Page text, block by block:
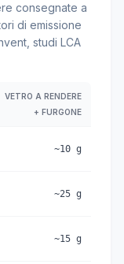
consegnate a
di emissione
studi LCA
VETRO A RENDERE
+ FURGONE
~10 g
~25 g
~15 g